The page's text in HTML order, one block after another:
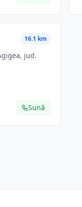
16.1 km
Sună